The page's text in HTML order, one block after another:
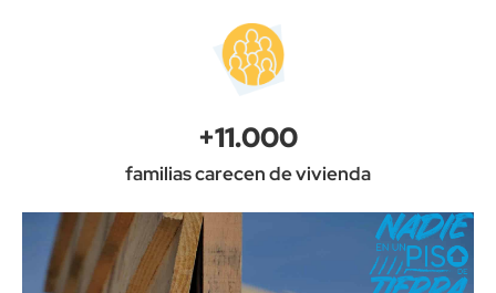
familias carecen de vivienda
+11.000